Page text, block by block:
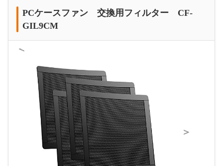
PCケースファン 交換用フィルター CF-
GIL9CM
＜
＞